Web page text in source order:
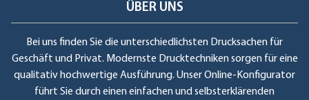
ÜBER UNS
Bei uns finden Sie die unterschiedlichsten Drucksachen für
Geschäft und Privat. Modernste Drucktechniken sorgen für eine
qualitativ hochwertige Ausführung. Unser Online-Konfigurator
führt Sie durch einen einfachen und selbsterklärenden